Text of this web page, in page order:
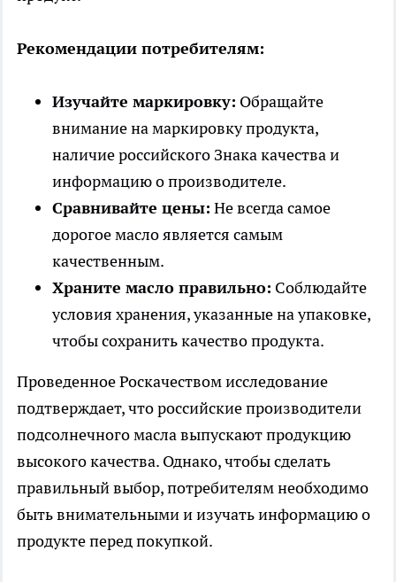
Рекомендации потребителям:
Изучайте маркировку: Обращайте
внимание на маркировку продукта,
наличие российского Знака качества и
информацию о производителе.
Сравнивайте цены: Не всегда самое
дорогое масло является самым
качественным.
Храните масло правильно: Соблюдайте
условия хранения, указанные на упаковке,
чтобы сохранить качество продукта.
Проведенное Роскачеством исследование
подтверждает, что российские производители
подсолнечного масла выпускают продукцию
высокого качества. Однако, чтобы сделать
правильный выбор, потребителям необходимо
быть внимательными и изучать информацию о
продукте перед покупкой.